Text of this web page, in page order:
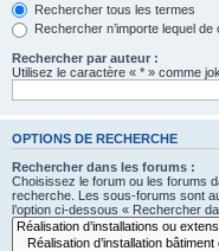
Rechercher tous les termes
Rechercher n’importe lequel de
Rechercher par auteur :
Utilisez le caractère « * » comme
OPTIONS DE RECHERCHE
Rechercher dans les forums :
Choisissez le forum ou les forums
recherche. Les sous-forums sont
l’option ci-dessous « Rechercher